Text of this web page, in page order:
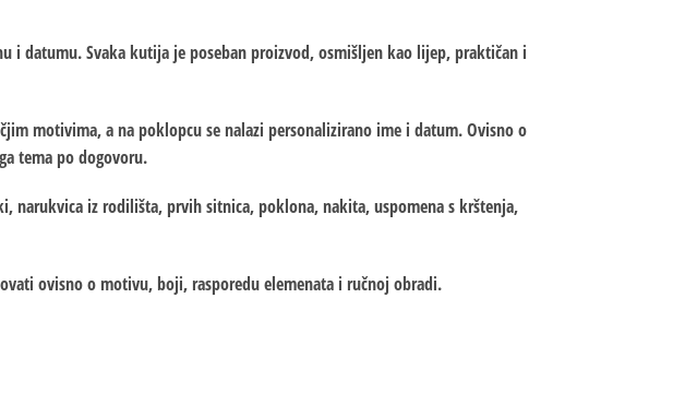
i datumu. Svaka kutija je poseban proizvod, osmišljen kao lijep, praktičan i
motivima, a na poklopcu se nalazi personalizirano ime i datum. Ovisno o
tema po dogovoru.
narukvica iz rodilišta, prvih sitnica, poklona, nakita, uspomena s krštenja,
ovisno o motivu, boji, rasporedu elemenata i ručnoj obradi.